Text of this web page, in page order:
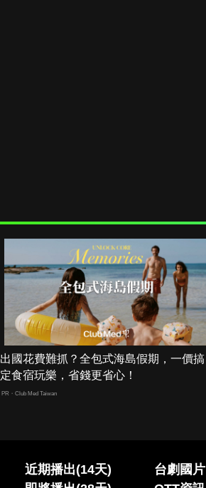
出國花費難抓？全包式海島假期，一價搞
定食宿玩樂，省錢更省心！
PR・Club Med Taiwan
近期播出(14天)
台劇國片